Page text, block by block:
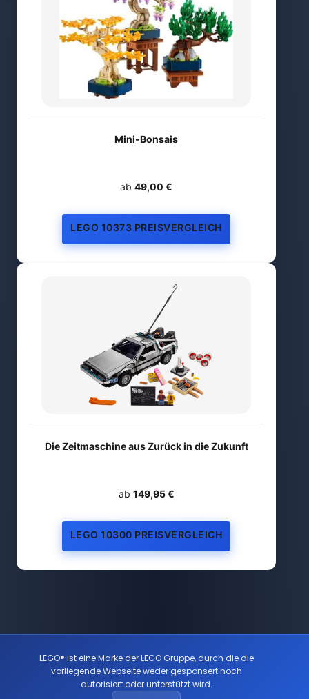
Mini-Bonsais
ab 49,00 €
LEGO 10373 PREISVERGLEICH
Die Zeitmaschine aus Zurück in die Zukunft
ab 149,95 €
LEGO 10300 PREISVERGLEICH
LEGO® ist eine Marke der LEGO Gruppe, durch die die
vorliegende Webseite weder gesponsert noch
autorisiert oder unterstützt wird.